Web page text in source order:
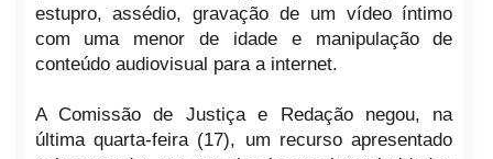
estupro, assédio, gravação de um vídeo íntimo
com uma menor de idade e manipulação de
conteúdo audiovisual para a internet.
A Comissão de Justiça e Redação negou, na
última quarta-feira (17), um recurso apresentado